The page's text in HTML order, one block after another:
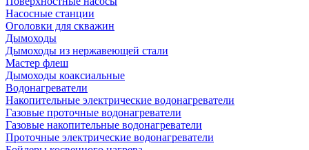
Насосные станции
Оголовки для скважин
Дымоходы
Дымоходы из нержавеющей стали
Мастер флеш
Дымоходы коаксиальные
Водонагреватели
Накопительные электрические водонагреватели
Газовые проточные водонагреватели
Газовые накопительные водонагреватели
Проточные электрические водонагреватели